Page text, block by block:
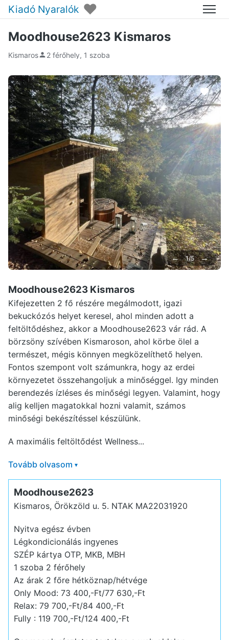
Kiadó Nyaralók ♥ Menü
Moodhouse2623 Kismaros
Kismaros 2 férőhely, 1 szoba
← 1/5 →
Moodhouse2623 Kismaros
Kifejezetten 2 fő részére megálmodott, igazi
bekuckózós helyet keresel, ahol minden adott a
feltöltődéshez, akkor a Moodhouse2623 vár rád. A
börzsöny szívében Kismaroson, ahol körbe ölel a
természet, mégis könnyen megközelíthető helyen.
Fontos szempont volt számunkra, hogy az erdei
környezetet összehangoljuk a minőséggel. Igy minden
berendezés ízléses és minőségi legyen. Valamint, hogy
alig kelljen magatokkal hozni valamit, számos
minőségi bekészítéssel készülünk.
A maximális feltöltődést Wellness...
Tovább olvasom ▾
Moodhouse2623
Kismaros, Örökzöld u. 5. NTAK MA22031920
Nyitva egész évben
Légkondicionálás ingyenes
SZÉP kártya OTP, MKB, MBH
1 szoba 2 férőhely
Az árak 2 főre hétköznap/hétvége
Only Mood: 73 400,-Ft/77 630,-Ft
Relax: 79 700,-Ft/84 400,-Ft
Fully : 119 700,-Ft/124 400,-Ft